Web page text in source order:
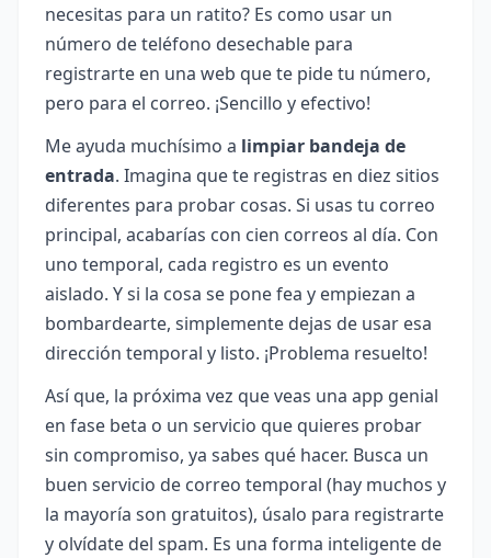
necesitas para un ratito? Es como usar un
número de teléfono desechable para
registrarte en una web que te pide tu número,
pero para el correo. ¡Sencillo y efectivo!
Me ayuda muchísimo a limpiar bandeja de
entrada. Imagina que te registras en diez sitios
diferentes para probar cosas. Si usas tu correo
principal, acabarías con cien correos al día. Con
uno temporal, cada registro es un evento
aislado. Y si la cosa se pone fea y empiezan a
bombardearte, simplemente dejas de usar esa
dirección temporal y listo. ¡Problema resuelto!
Así que, la próxima vez que veas una app genial
en fase beta o un servicio que quieres probar
sin compromiso, ya sabes qué hacer. Busca un
buen servicio de correo temporal (hay muchos y
la mayoría son gratuitos), úsalo para registrarte
y olvídate del spam. Es una forma inteligente de